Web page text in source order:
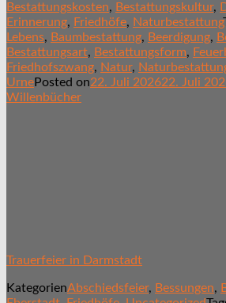
Bestattungskosten, Bestattungskultur,
Erinnerung, Friedhöfe, Naturbestattung
Lebens, Baumbestattung, Beerdigung,
Bestattungsart, Bestattungsform,
Friedhofszwang, Natur,
UrnePosted on22. Juli 202622. Juli
Willenbücher
Trauerfeier in Darmstadt
KategorienAbschiedsfeier, Bessungen,